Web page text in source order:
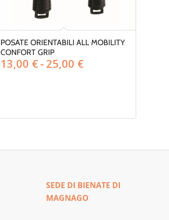
POSATE ORIENTABILI ALL MOBILITY
CONFORT GRIP
13,00 €- 25,00 €Fascia
a
SEDE DI BIENATE DI
MAGNAGO